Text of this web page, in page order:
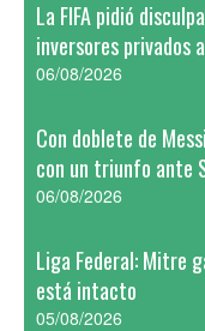
La FIFA pidió
inversores privados
06/08/2026
Con doblete de
con un triunfo ante
06/08/2026
Liga Federal: Mitre
está intacto
05/08/2026